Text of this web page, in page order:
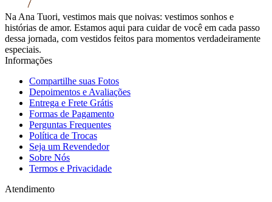
Na Ana Tuori, vestimos mais que noivas: vestimos sonhos e
histórias de amor. Estamos aqui para cuidar de você em cada passo
dessa jornada, com vestidos feitos para momentos verdadeiramente
especiais.
Informações
Compartilhe suas Fotos
Depoimentos e Avaliações
Entrega e Frete Grátis
Formas de Pagamento
Perguntas Frequentes
Política de Trocas
Seja um Revendedor
Sobre Nós
Termos e Privacidade
Atendimento